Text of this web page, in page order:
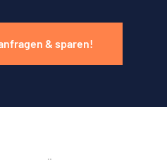
& sparen!